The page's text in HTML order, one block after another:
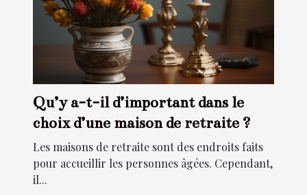
Qu’y a-t-il d’important dans le
choix d’une maison de retraite ?
Les maisons de retraite sont des endroits faits
pour accueillir les personnes âgées. Cependant,
il...